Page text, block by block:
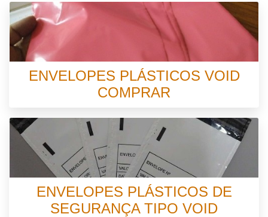
ENVELOPES PLÁSTICOS VOID
COMPRAR
ENVELOPES PLÁSTICOS DE
SEGURANÇA TIPO VOID